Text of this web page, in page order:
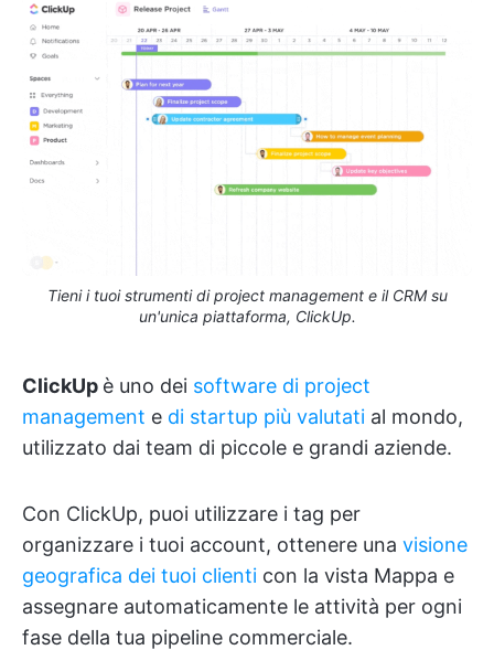
Tieni i tuoi strumenti di project management e il CRM su
un'unica piattaforma, ClickUp.
ClickUp è uno dei software di project
management e di startup più valutati al mondo,
utilizzato dai team di piccole e grandi aziende.
Con ClickUp, puoi utilizzare i tag per
organizzare i tuoi account, ottenere una visione
geografica dei tuoi clienti con la vista Mappa e
assegnare automaticamente le attività per ogni
fase della tua pipeline commerciale.